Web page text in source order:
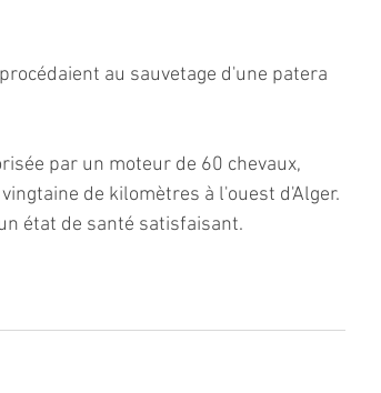
au sauvetage d'une patera
par un moteur de 60 chevaux,
de kilomètres à l'ouest d'Alger.
état de santé satisfaisant.